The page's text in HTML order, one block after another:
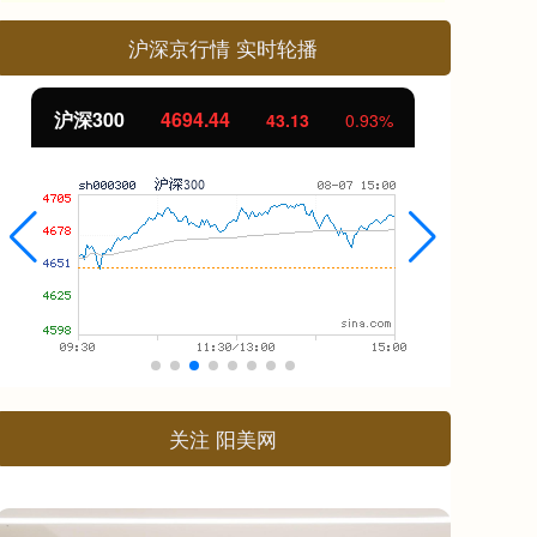
沪深京行情 实时轮播
北证50 1134.24 11.37 1.01%
关注 阳美网